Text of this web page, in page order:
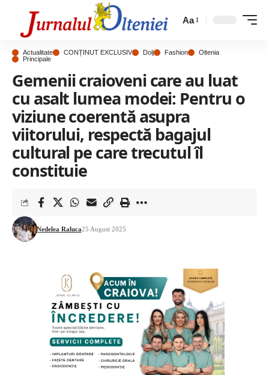
Aa
Actualitate CONȚINUT EXCLUSIV Dolj Fashion
Oltenia
Principale
Gemenii craioveni care au luat
cu asalt lumea modei: Pentru o
viziune coerentă asupra
viitorului, respectă bagajul
cultural pe care trecutul îl
constituie
Nedelea Raluca25 August 2025